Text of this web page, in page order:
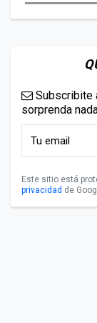
Subscribite
sorprenda
Este sitio está
privacidad de